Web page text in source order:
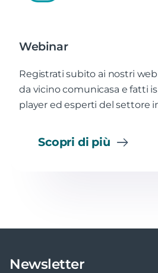
Webinar
Registrati subito ai nostri
da vicino comunicasa e fatti
player ed esperti del settore
Scopri di più
Newsletter